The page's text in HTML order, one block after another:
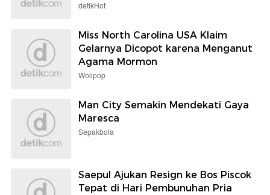
detikHot
Miss North Carolina USA Klaim
Gelarnya Dicopot karena Menganut
Agama Mormon
Wolipop
Man City Semakin Mendekati Gaya
Maresca
Sepakbola
Saepul Ajukan Resign ke Bos Piscok
Tepat di Hari Pembunuhan Pria